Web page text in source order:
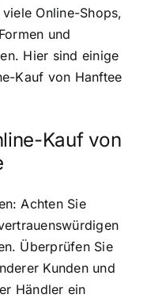
Online-Shops,
und
Hier sind einige
Kauf von Hanftee
Kauf von
Achten Sie
Überprüfen Sie
Kunden und
Händler ein